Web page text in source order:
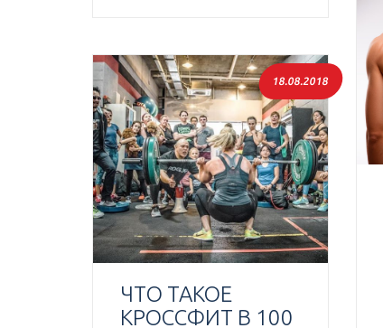
ЧТО ТАКОЕ
КРОССФИТ В 100
18.08.2018